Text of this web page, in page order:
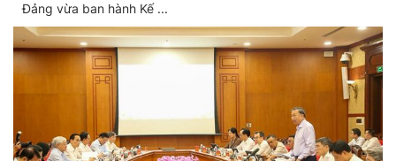
Đảng vừa ban hành Kế ...